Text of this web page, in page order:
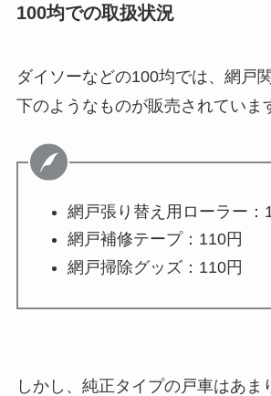
100均での取扱状況
ダイソーなどの100均では、網戸
下のようなものが販売されていま
網戸張り替え用ローラー：
網戸補修テープ：110円
網戸掃除グッズ：110円
しかし、純正タイプの戸車はあま